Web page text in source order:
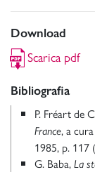
Download
Scarica pdf
Bibliografia
P. Fréart de
France, a
1985, p. 117
G. Baba, La